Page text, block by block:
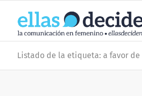
Listado de la etiqueta: a favor de